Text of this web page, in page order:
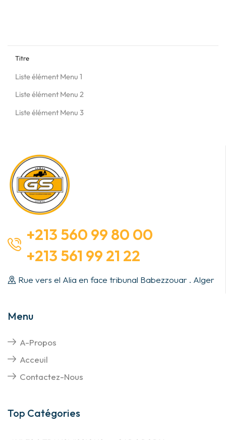
Titre
Liste élément Menu 1
Liste élément Menu 2
Liste élément Menu 3
+213 560 99 80 00
+213 561 99 21 22
Rue vers el Alia en face tribunal Babezzouar . Alger
Menu
A-Propos
Acceuil
Contactez-Nous
Top Catégories